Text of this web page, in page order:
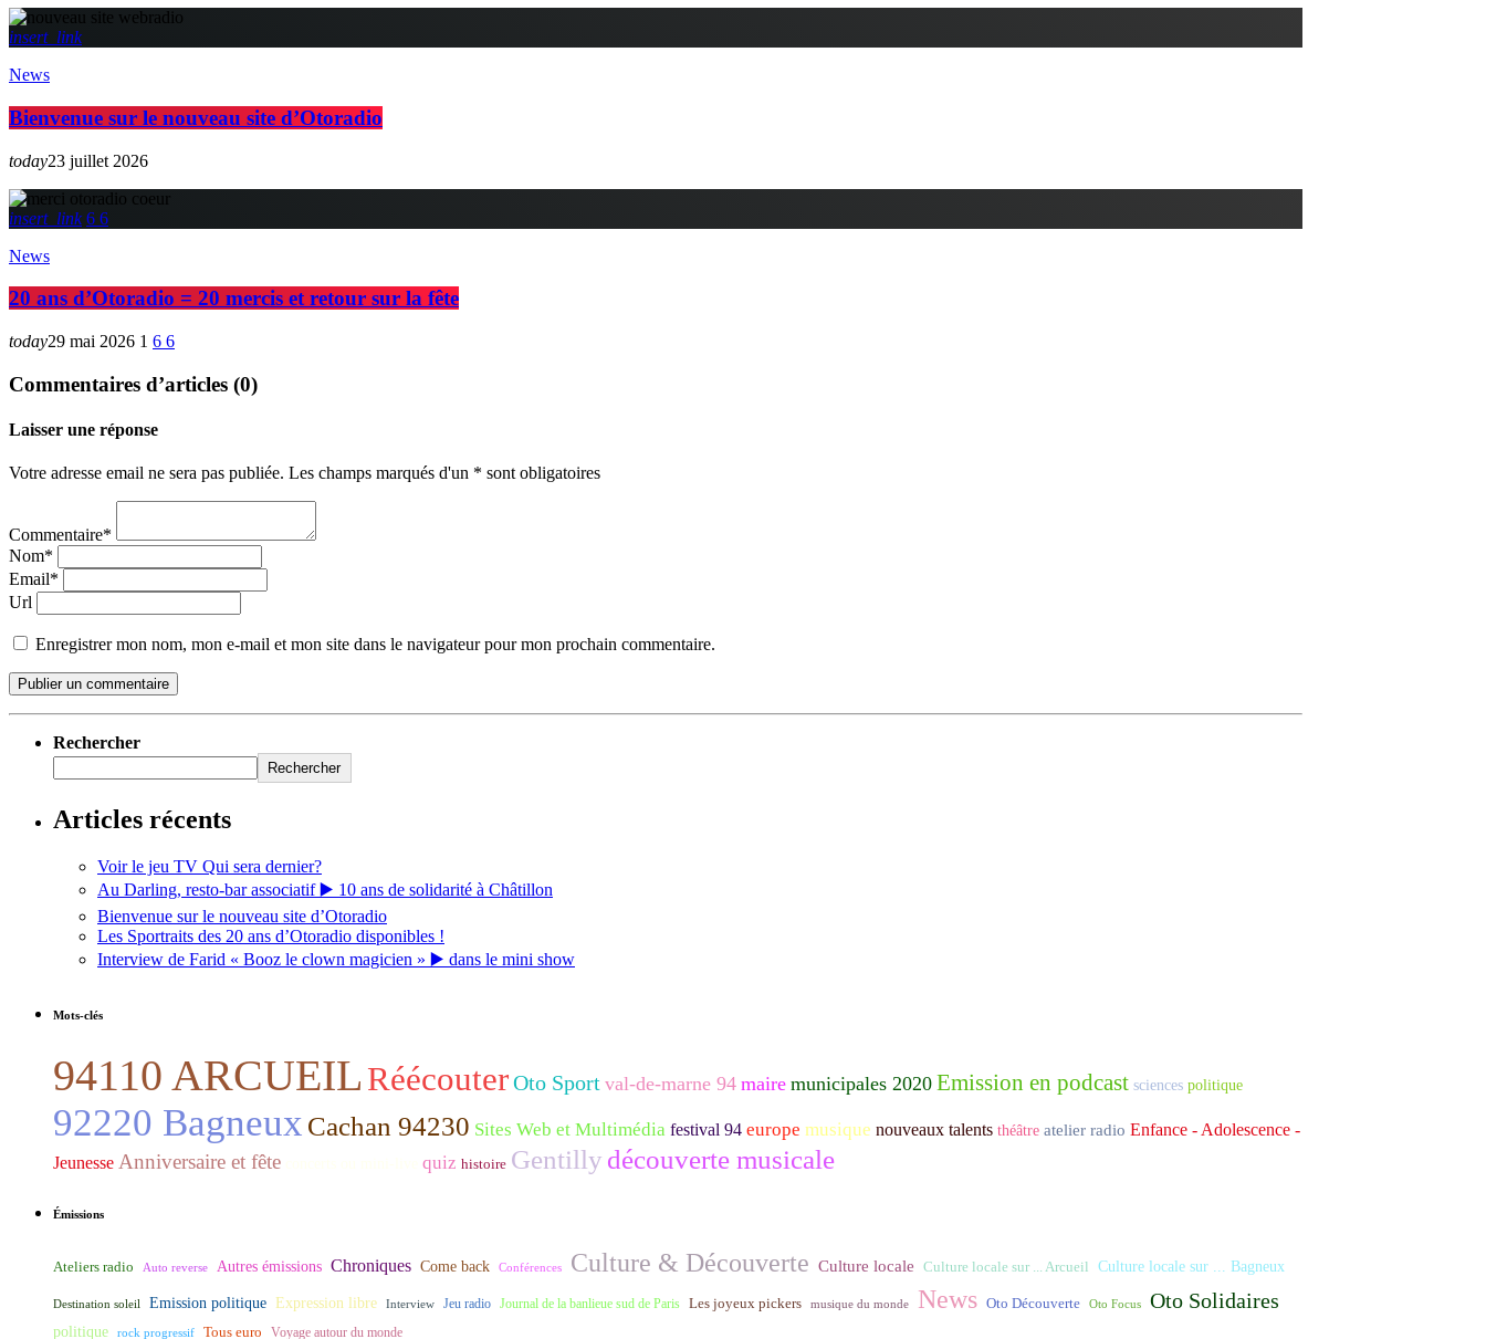
insert_link
News
Bienvenue sur le nouveau site d’Otoradio
today23 juillet 2026
insert_link 6 6
News
20 ans d’Otoradio = 20 mercis et retour sur la fête
today29 mai 2026 1 6 6
Commentaires d’articles (0)
Laisser une réponse
Votre adresse email ne sera pas publiée. Les champs marqués d'un * sont obligatoires
Commentaire*
Nom*
Email*
Url
Enregistrer mon nom, mon e-mail et mon site dans le navigateur pour mon prochain commentaire.
Rechercher
Rechercher
Articles récents
Voir le jeu TV Qui sera dernier?
Au Darling, resto-bar associatif ▶️ 10 ans de solidarité à Châtillon
Bienvenue sur le nouveau site d’Otoradio
Les Sportraits des 20 ans d’Otoradio disponibles !
Interview de Farid « Booz le clown magicien » ▶️ dans le mini show
Mots-clés
94110 ARCUEIL RéécouterOto Sport val-de-marne 94 maire municipales 2020 Emission en podcast sciences politique
92220 Bagneux Cachan 94230 Sites Web et Multimédia festival 94 europe musique nouveaux talents théâtre atelier radio Enfance - Adolescence -
Jeunesse Anniversaire et fête quiz histoire Gentilly découverte musicale
Émissions
Ateliers radio Auto reverse Autres émissions Chroniques Come back Conférences Culture & Découverte Culture locale Culture locale sur ... Arcueil Culture locale sur ... Bagneux
Destination soleil Emission politique Expression libre Interview Jeu radio Journal de la banlieue sud de Paris Les joyeux pickers musique du monde News Oto Découverte Oto Focus Oto Solidaires
politique rock progressif Tous euro Voyage autour du monde